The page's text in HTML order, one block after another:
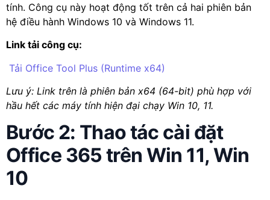
tính. Công cụ này hoạt động tốt trên cả hai phiên bản
hệ điều hành Windows 10 và Windows 11.
Link tải công cụ:
Tải Office Tool Plus (Runtime x64)
Lưu ý: Link trên là phiên bản x64 (64-bit) phù hợp với
hầu hết các máy tính hiện đại chạy Win 10, 11.
Bước 2: Thao tác cài đặt
Office 365 trên Win 11, Win
10